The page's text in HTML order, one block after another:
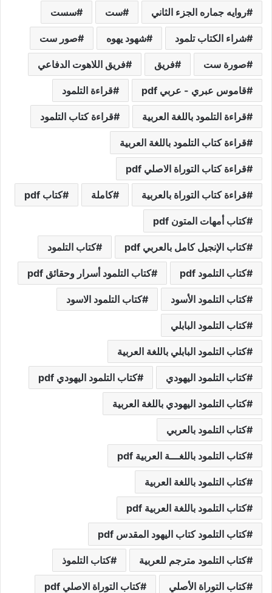
روايه جماره الجزء الثاني ست سست
شراء الكتاب تلمود شهود يهوه صور ست
صورة ست فريق فريق اللاهوت الدفاعي
قاموس عبري - عربي pdf قراءة التلمود
قراءة التلمود باللغة العربية قراءة كتاب التلمود
قراءة كتاب التلمود باللغة العربية
قراءة كتاب التوراة الاصلي pdf
قراءة كتاب التوراة بالعربية كاملة كتاب pdf
كتاب أمهات المتون pdf
كتاب الإنجيل كامل بالعربي pdf كتاب التلمود
كتاب التلمود pdf كتاب التلمود أسرار وحقائق pdf
كتاب التلمود الأسود كتاب التلمود الاسود
كتاب التلمود البابلي
كتاب التلمود البابلي باللغة العربية
كتاب التلمود اليهودي كتاب التلمود اليهودي pdf
كتاب التلمود اليهودي باللغة العربية
كتاب التلمود بالعربي
كتاب التلمود باللغـــة العربية pdf
كتاب التلمود باللغة العربية
كتاب التلمود باللغة العربية pdf
كتاب التلمود كتاب اليهود المقدس pdf
كتاب التلمود مترجم للعربية كتاب التلموذ
كتاب التوراة الأصلي كتاب التوراة الاصلي pdf